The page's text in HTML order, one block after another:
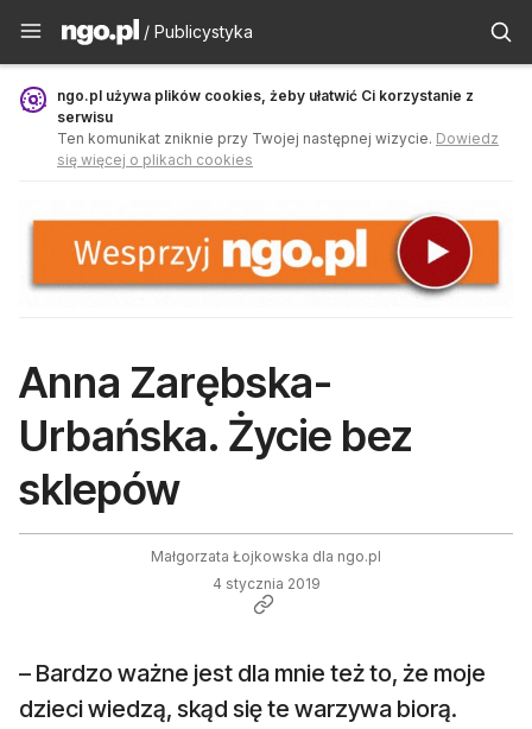
Publicystyka - ngo.pl
/ Publicystyka
ngo.pl używa plików cookies, żeby ułatwić Ci korzystanie z
serwisu
Ten komunikat zniknie przy Twojej następnej wizycie. Dowiedz
się więcej o plikach cookies
Anna Zarębska-
Urbańska. Życie bez
sklepów
Małgorzata Łojkowska dla ngo.pl
4 stycznia 2019
– Bardzo ważne jest dla mnie też to, że moje
dzieci wiedzą, skąd się te warzywa biorą.